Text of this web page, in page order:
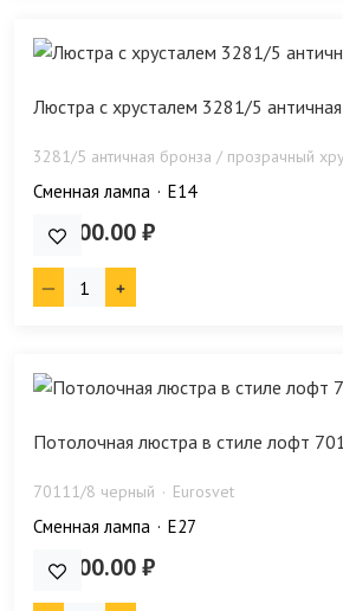
Люстра с хрусталем 3281/5
3281/5 античная бронза / прозрачный
Сменная лампа E14
25 900.00 ₽
Потолочная люстра в стиле лофт
70111/8 черный Eurosvet
Сменная лампа E27
23 300.00 ₽